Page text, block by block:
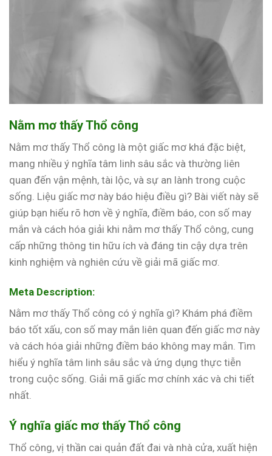
Nằm mơ thấy Thổ công
Nằm mơ thấy Thổ công là một giấc mơ khá đặc biệt,
mang nhiều ý nghĩa tâm linh sâu sắc và thường liên
quan đến vận mệnh, tài lộc, và sự an lành trong cuộc
sống. Liệu giấc mơ này báo hiệu điều gì? Bài viết này sẽ
giúp bạn hiểu rõ hơn về ý nghĩa, điềm báo, con số may
mắn và cách hóa giải khi nằm mơ thấy Thổ công, cung
cấp những thông tin hữu ích và đáng tin cậy dựa trên
kinh nghiệm và nghiên cứu về giải mã giấc mơ.
Meta Description:
Nằm mơ thấy Thổ công có ý nghĩa gì? Khám phá điềm
báo tốt xấu, con số may mắn liên quan đến giấc mơ này
và cách hóa giải những điềm báo không may mắn. Tìm
hiểu ý nghĩa tâm linh sâu sắc và ứng dụng thực tiễn
trong cuộc sống. Giải mã giấc mơ chính xác và chi tiết
nhất.
Ý nghĩa giấc mơ thấy Thổ công
Thổ công, vị thần cai quản đất đai và nhà cửa, xuất hiện